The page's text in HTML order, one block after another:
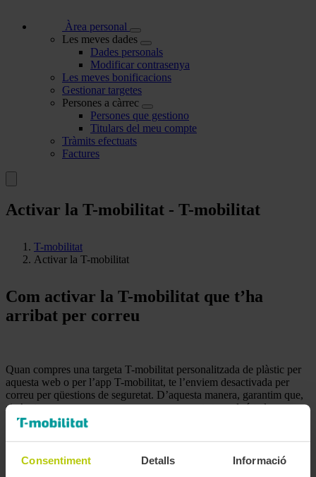
Consentiment Detalls Informació
Àrea personal
Les meves dades
Dades personals
Modificar contrasenya
Les meves bonificacions
Gestionar targetes
Persones a càrrec
Persones que gestiono
Titulars del meu compte
Tràmits efectuats
Factures
Activar la T-mobilitat - T-mobilitat
T-mobilitat
Activar la T-mobilitat
Com activar la T-mobilitat que t’ha
arribat per correu
Quan compres una targeta T-mobilitat personalitzada de plàstic per
aquesta web o per l’app T-mobilitat, te l’enviem desactivada per
correu per qüestions de seguretat. D’aquesta manera, garantim que,
si s’entrega per error a una persona que no ets tu o algú te la sostreu
de la bústia, aquesta altra persona no la pugui fer servir.
Només tu, amb les teves credencials, la podràs activar per començar
a fer-la servir.